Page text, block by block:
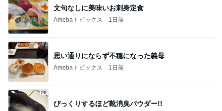
文句なしに美味いお刺身定食
Amebaトピックス 1日前
思い通りにならず不穏になった義母
Amebaトピックス 1日前
びっくりするほど靴消臭パウダー!!